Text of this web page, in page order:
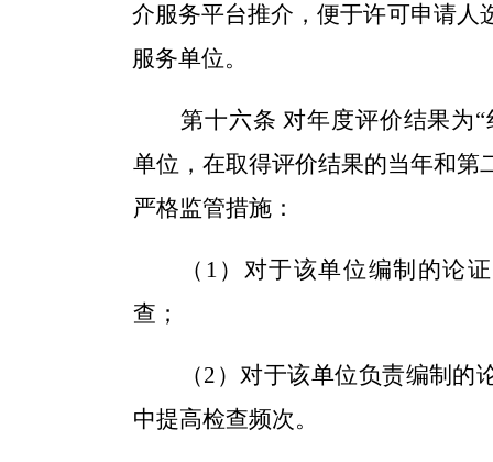
介服务平台推介，便于许可申请人
服务单位。
第十六条对年度评价结果为“
单位，在取得评价结果的当年和第
严格监管措施：
（1） 对于该单位编制的论
查；
（2）对于该单位负责编制的
中提高检查频次。